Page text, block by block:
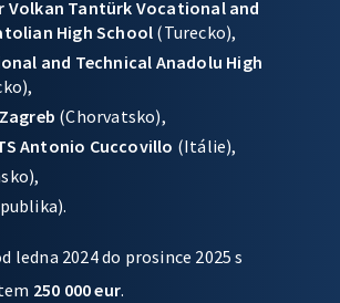
Volkan Tantürk Vocational and
High School(Turecko),
and Technical Anadolu High
(Chorvatsko),
Antonio Cuccovillo (Itálie),
ledna 2024 do prosince 2025 s
250 000 eur.